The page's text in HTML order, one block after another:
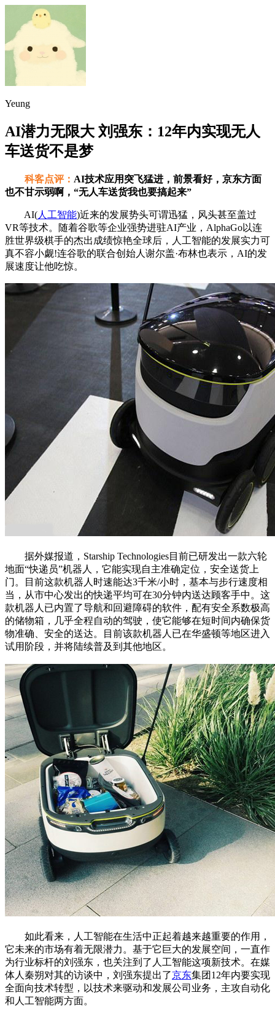
Yeung
AI潜力无限大 刘强东：12年内实现无人
车送货不是梦
科客点评： AI技术应用突飞猛进，前景看好，京东方面
也不甘示弱啊，“无人车送货我也要搞起来”
AI(人工智能)近来的发展势头可谓迅猛，风头甚至盖过
VR等技术。随着谷歌等企业强势进驻AI产业，AlphaGo以连
胜世界级棋手的杰出成绩惊艳全球后，人工智能的发展实力可
真不容小觑!连谷歌的联合创始人谢尔盖·布林也表示，AI的发
展速度让他吃惊。
据外媒报道，Starship Technologies目前已研发出一款六轮
地面“快递员”机器人，它能实现自主准确定位，安全送货上
门。目前这款机器人时速能达3千米/小时，基本与步行速度相
当，从市中心发出的快递平均可在30分钟内送达顾客手中。这
款机器人已内置了导航和回避障碍的软件，配有安全系数极高
的储物箱，几乎全程自动的驾驶，使它能够在短时间内确保货
物准确、安全的送达。目前该款机器人已在华盛顿等地区进入
试用阶段，并将陆续普及到其他地区。
如此看来，人工智能在生活中正起着越来越重要的作用，
它未来的市场有着无限潜力。基于它巨大的发展空间，一直作
为行业标杆的刘强东，也关注到了人工智能这项新技术。在媒
体人秦朔对其的访谈中，刘强东提出了京东集团12年内要实现
全面向技术转型，以技术来驱动和发展公司业务，主攻自动化
和人工智能两方面。